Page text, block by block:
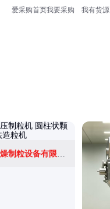
爱采购首页我要采购 我有货源
常州市华欧干燥制粒设备有限公司